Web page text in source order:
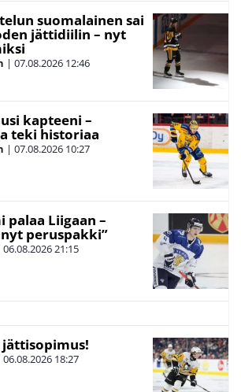
suomalainen sai
jättidiilin – nyt
| 07.08.2026 12:46
kapteeni –
teki historiaa
| 07.08.2026 10:27
Liigaan –
peruspakki”
06.08.202621:15
06.08.2026 18:27